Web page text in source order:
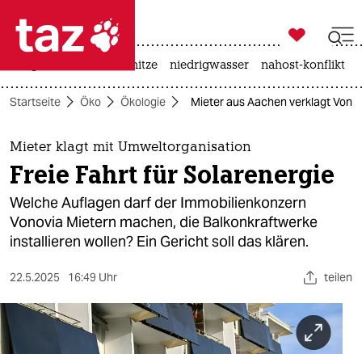
 taz zahl ich
taz zahl ich
themen
politik
öko
sport

taz zahl ich
hitze niedrigwasser nahost-konflikt
Startseite Öko Ökologie Mieter aus Aachen verklagt
Mieter klagt mit Umweltorganisation
Freie Fahrt für Solarenergie
Welche Auflagen darf der Immobilienkonzern
Vonovia Mietern machen, die Balkonkraftwerke
installieren wollen? Ein Gericht soll das klären.
22.5.2025 16:49 Uhr teilen